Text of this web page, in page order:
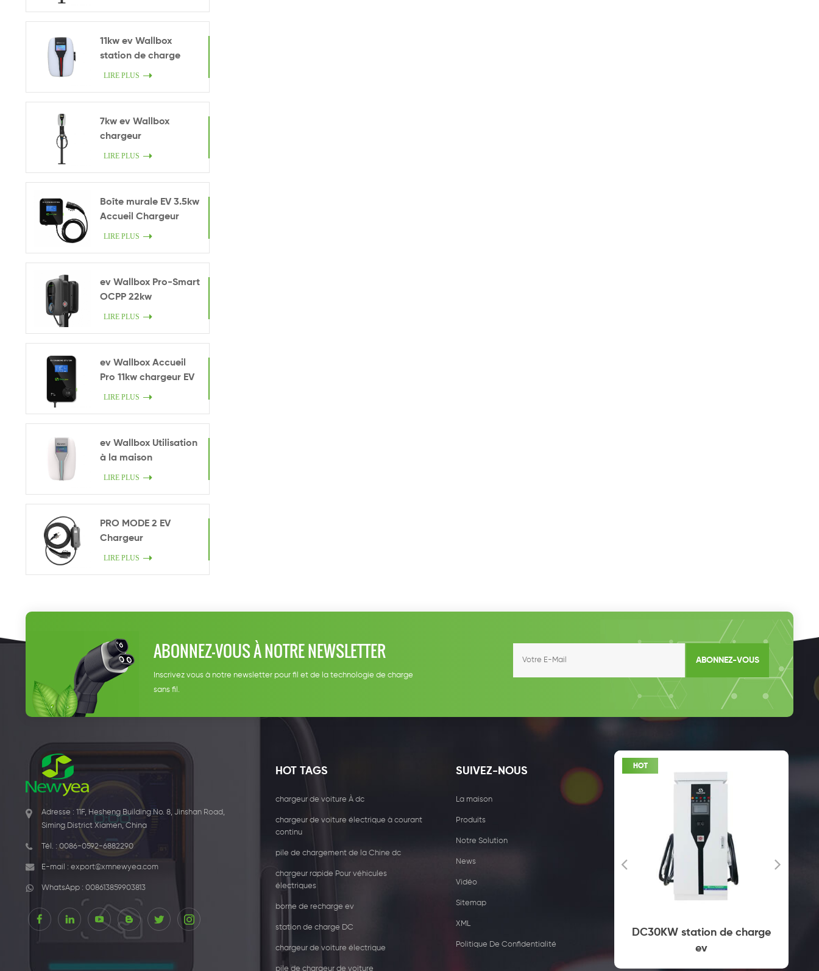
11kw ev Wallbox
station de charge
LIRE PLUS
7kw ev Wallbox
chargeur
LIRE PLUS
Boîte murale EV 3.5kw
Accueil Chargeur
intelligent
LIRE PLUS
ev Wallbox Pro-Smart
OCPP 22kw
LIRE PLUS
ev Wallbox Accueil
Pro 11kw chargeur EV
LIRE PLUS
ev Wallbox Utilisation
à la maison
LIRE PLUS
PRO MODE 2 EV
Chargeur
LIRE PLUS
ABONNEZ-VOUS À NOTRE NEWSLETTER
Inscrivez vous à notre newsletter pour fil et de la technologie de charge
sans fil.
ABONNEZ-VOUS
Adresse : 11F, Hesheng Building No. 8, Jinshan Road,
Siming District Xiamen, China
Tél. : 0086-0592-6882290
E-mail : export@xmnewyea.com
WhatsApp : 008613859903813
HOT TAGS
chargeur de voiture À dc
chargeur de voiture électrique à courant
continu
pile de chargement de la Chine dc
chargeur rapide Pour véhicules
électriques
borne de recharge ev
station de charge DC
chargeur de voiture électrique
pile de chargeur de voiture
SUIVEZ-NOUS
La maison
Produits
Notre Solution
News
Vidéo
Sitemap
XML
Politique De Confidentialité
15W récepteur de chargeur
sans fil
avec deux type2 prise
DC30KW station de charge
ev